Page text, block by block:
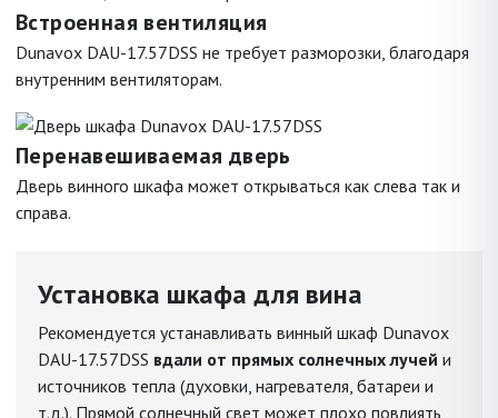
Встроенная вентиляция
Dunavox DAU-17.57DSS не требует разморозки, благодаря
внутренним вентиляторам.
Перенавешиваемая дверь
Дверь винного шкафа может открываться как слева так и
справа.
Установка шкафа для вина
Рекомендуется устанавливать винный шкаф Dunavox
DAU-17.57DSS вдали от прямых солнечных лучей и
источников тепла (духовки, нагревателя, батареи и
т.д.). Прямой солнечный свет может плохо повлиять